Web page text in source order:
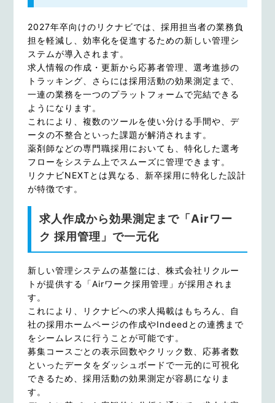
2027年卒向けのリクナビでは、採用担当者の業務負
担を軽減し、効率化を促進するための新しい管理シ
ステムが導入されます。
求人情報の作成・更新から応募者管理、選考進捗の
トラッキング、さらには採用活動の効果測定まで、
一連の業務を一つのプラットフォームで完結できる
ようになります。
これにより、複数のツールを使い分ける手間や、デ
ータの不整合といった課題が解消されます。
薬剤師などの専門職採用においても、特化した選考
フローをシステム上でスムーズに管理できます。
リクナビNEXTとは異なる、新卒採用に特化した設計
が特徴です。
求人作成から効果測定まで「Airワー
ク 採用管理」で一元化
新しい管理システムの基盤には、株式会社リクルー
トが提供する「Airワーク採用管理」が採用されま
す。
これにより、リクナビへの求人掲載はもちろん、自
社の採用ホームページの作成やIndeedとの連携まで
をシームレスに行うことが可能です。
募集コースごとの表示回数やクリック数、応募者数
といったデータをダッシュボードで一元的に可視化
できるため、採用活動の効果測定が容易になりま
す。